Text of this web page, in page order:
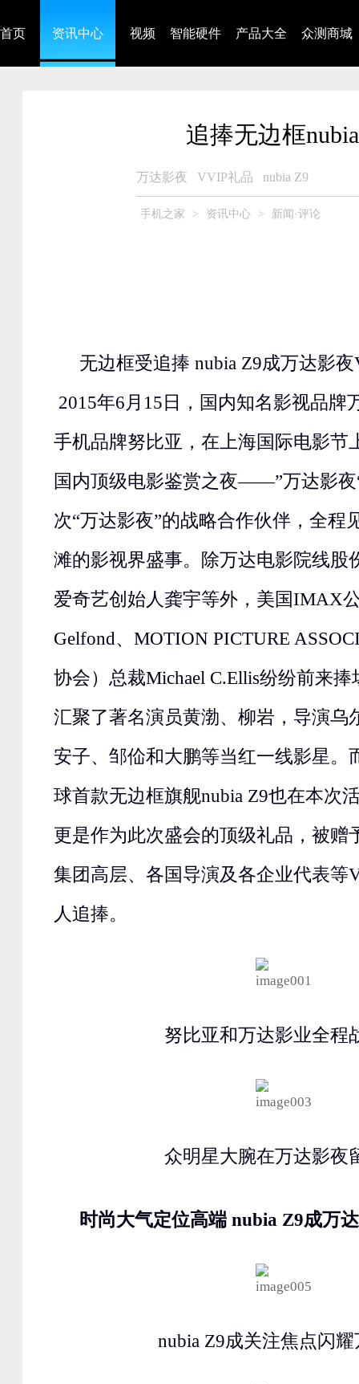
首页 资讯中心 视频 智能硬件 产品大全 众测商城
追捧无边框
万达影夜 VVIP礼品 nubia Z9
手机之家 > 资讯中心 > 新闻·评论
无边框受追捧 nubia Z9成万达影
2015年6月15日，国内知名影视品牌
手机品牌努比亚，在上海国际电影节
国内顶级电影鉴赏之夜——”万达影夜
次“万达影夜”的战略合作伙伴，全程
滩的影视界盛事。除万达电影院线股
爱奇艺创始人龚宇等外，美国IMAX
Gelfond、MOTION PICTURE
协会）总裁Michael C.Ellis纷纷前来
汇聚了著名演员黄渤、柳岩，导演乌
安子、邹佡和大鹏等当红一线影星。
球首款无边框旗舰nubia Z9也在本次
更是作为此次盛会的顶级礼品，被赠
集团高层、各国导演及各企业代表等
人追捧。
努比亚和万达影业全程
众明星大腕在万达影夜
时尚大气定位高端 nubia Z9成万
nubia Z9成关注焦点闪